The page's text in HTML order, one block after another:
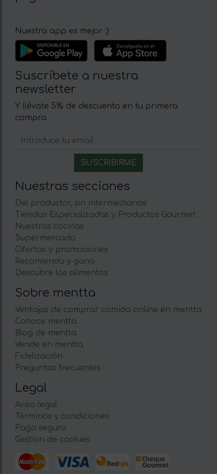
Nuestra app es mejor :)
Suscríbete a nuestra
newsletter
Y llévate 5% de descuento en tu primera
compra
Nuestras secciones
Del productor, sin intermediarios
Tiendas Especializadas y Productos Gourmet
Nuestras cocinas
Supermercado
Ofertas y promociones
Recomienda y gana
Descubre los alimentos
Sobre mentta
Ventajas de comprar comida online en mentta
Conoce mentta
Blog de mentta
Vende en mentta
Fidelización
Preguntas frecuentes
Legal
Aviso legal
Términos y condiciones
Pago seguro
Gestion de cookies